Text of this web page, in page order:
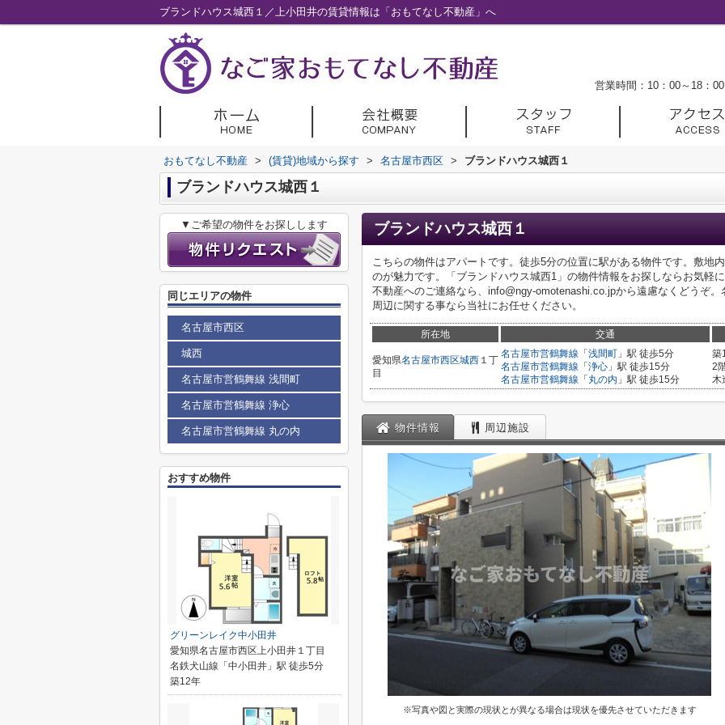
ブランドハウス城西１／上小田井の賃貸情報は「おもてなし不動産」へ
営業時間：10：00～18：00
おもてなし不動産 > (賃貸)地域から探す > 名古屋市西区 > ブランドハウス城西１
ブランドハウス城西１
ブランドハウス城西１
こちらの物件はアパートです。徒歩5分の位置に駅がある物件です。敷地
のが魅力です。「ブランドハウス城西1」の物件情報をお探しならお気軽
不動産へのご連絡なら、info@ngy-omotenashi.co.jpから遠慮なくどうぞ
周辺に関する事なら当社にお任せください。
所在地 交通
愛知県名古屋市西区城西 １丁
目
名古屋市営鶴舞線 「 浅間町 」駅 徒歩5分
名古屋市営鶴舞線 「 浄心 」駅 徒歩15分
名古屋市営鶴舞線 「 丸の内 」駅 徒歩15分
築
2
木
物件情報 周辺施設
※写真や図と実際の現状とが異なる場合は現状を優先させていただきます
▼ご希望の物件をお探しします
同じエリアの物件
名古屋市西区
城西
名古屋市営鶴舞線 浅間町
名古屋市営鶴舞線 浄心
名古屋市営鶴舞線 丸の内
おすすめ物件
グリーンレイク中小田井
愛知県名古屋市西区上小田井１丁目
名鉄犬山線「中小田井」駅 徒歩5分
築12年